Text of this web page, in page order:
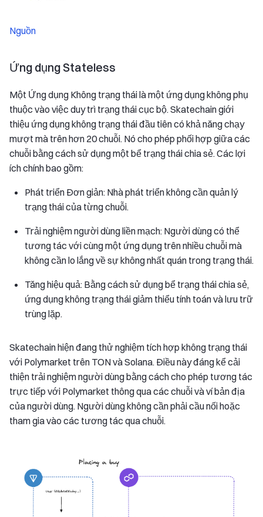
Nguồn
Ứng dụng Stateless
Một Ứng dụng Không trạng thái là một ứng dụng không phụ
thuộc vào việc duy trì trạng thái cục bộ. Skatechain giới
thiệu ứng dụng không trạng thái đầu tiên có khả năng chạy
mượt mà trên hơn 20 chuỗi. Nó cho phép phối hợp giữa các
chuỗi bằng cách sử dụng một bể trạng thái chia sẻ. Các lợi
ích chính bao gồm:
Phát triển Đơn giản: Nhà phát triển không cần quản lý
trạng thái của từng chuỗi.
Trải nghiệm người dùng liền mạch: Người dùng có thể
tương tác với cùng một ứng dụng trên nhiều chuỗi mà
không cần lo lắng về sự không nhất quán trong trạng thái.
Tăng hiệu quả: Bằng cách sử dụng bể trạng thái chia sẻ,
ứng dụng không trạng thái giảm thiểu tính toán và lưu trữ
trùng lặp.
Skatechain hiện đang thử nghiệm tích hợp không trạng thái
với Polymarket trên TON và Solana. Điều này đáng kể cải
thiện trải nghiệm người dùng bằng cách cho phép tương tác
trực tiếp với Polymarket thông qua các chuỗi và ví bản địa
của người dùng. Người dùng không cần phải cầu nối hoặc
tham gia vào các tương tác qua chuỗi.